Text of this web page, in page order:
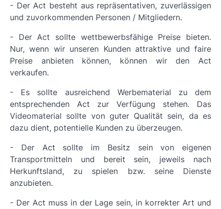
- Der Act besteht aus repräsentativen, zuverlässigen
und zuvorkommenden Personen / Mitgliedern.
- Der Act sollte wettbewerbsfähige Preise bieten.
Nur, wenn wir unseren Kunden attraktive und faire
Preise anbieten können, können wir den Act
verkaufen.
- Es sollte ausreichend Werbematerial zu dem
entsprechenden Act zur Verfügung stehen. Das
Videomaterial sollte von guter Qualität sein, da es
dazu dient, potentielle Kunden zu überzeugen.
- Der Act sollte im Besitz sein von eigenen
Transportmitteln und bereit sein, jeweils nach
Herkunftsland, zu spielen bzw. seine Dienste
anzubieten.
- Der Act muss in der Lage sein, in korrekter Art und